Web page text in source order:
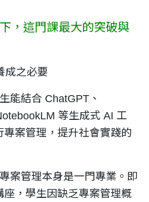
，這門課最大的突破與
成之必要
能結合 ChatGPT、
等生成式 AI 工
案管理，提升社會實踐的
案管理本身是一門專業。即
，學生因缺乏專案管理概